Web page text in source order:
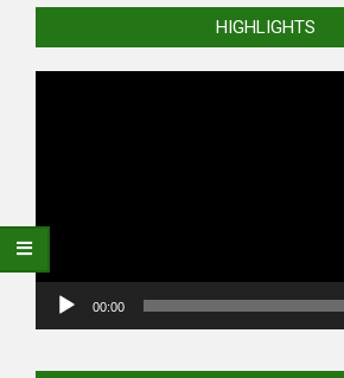
HIGHLIGHTS
00:00